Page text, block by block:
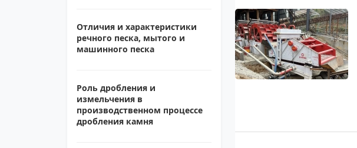
Отличия и характеристики
речного песка, мытого и
машинного песка
Роль дробления и
измельчения в
производственном процессе
дробления камня